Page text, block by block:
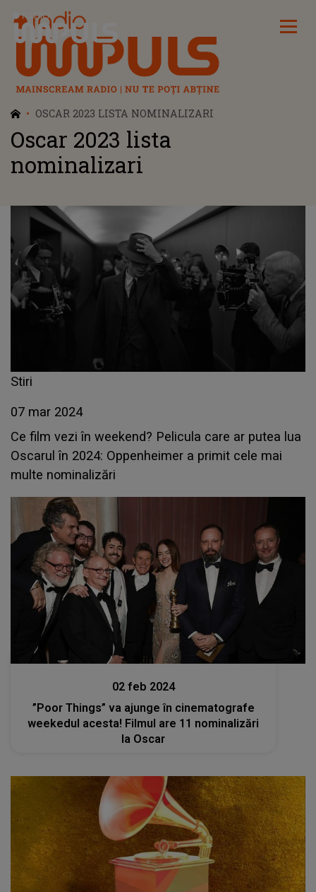
Radio Impuls
OSCAR 2023 LISTA NOMINALIZARI
Oscar 2023 lista
nominalizari
Stiri
07 mar 2024
Ce film vezi în weekend? Pelicula care ar putea lua
Oscarul în 2024: Oppenheimer a primit cele mai
multe nominalizări
Stiri
02 feb 2024
”Poor Things” va ajunge în cinematografe
weekedul acesta! Filmul are 11 nominalizări
la Oscar